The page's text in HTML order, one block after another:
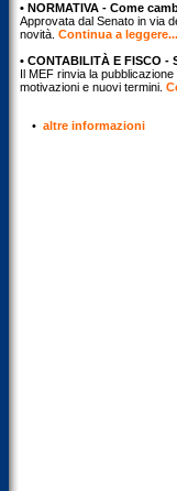
• NORMATIVA - Come
Approvata dal Senato in via
novità. Continua a
• CONTABILITÀ E FISCO
Il MEF rinvia la
motivazioni e nuovi termini.
• altre informazioni